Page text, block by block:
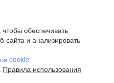
обеспечивать
сайта и анализировать
cookie
Правила использования